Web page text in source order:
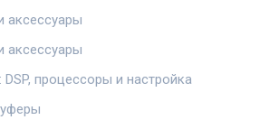
аксессуары
аксессуары
процессоры и настройка